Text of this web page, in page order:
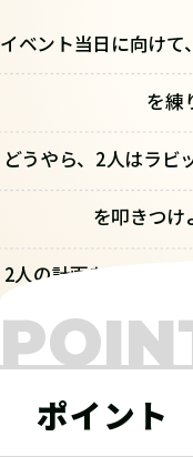
イベント当日に向け
を練
どうやら、2人はラビ
を叩きつけ
2人の計画をこっそり
ポイント